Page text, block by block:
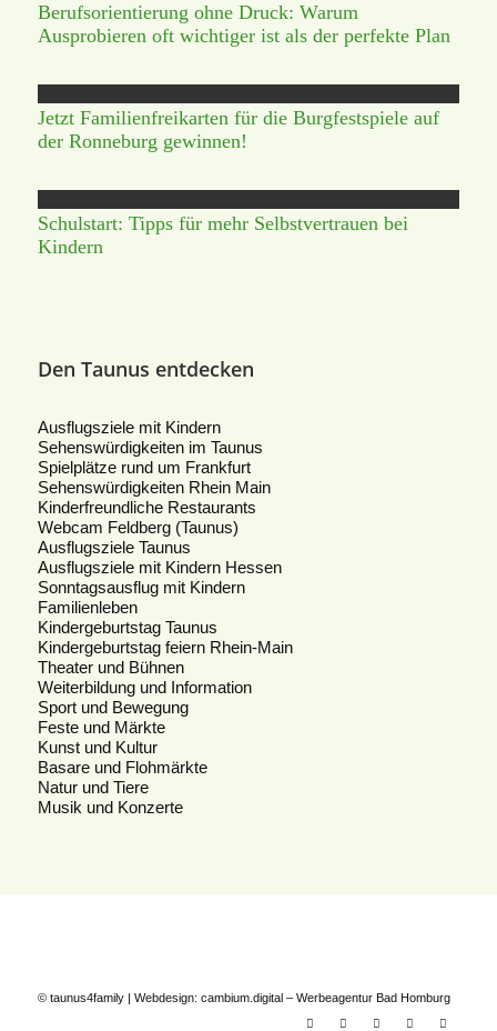
Berufsorientierung ohne Druck: Warum
Ausprobieren oft wichtiger ist als der perfekte Plan
Jetzt Familienfreikarten für die Burgfestspiele auf
der Ronneburg gewinnen!
Schulstart: Tipps für mehr Selbstvertrauen bei
Kindern
Den Taunus entdecken
Ausflugsziele mit Kindern
Sehenswürdigkeiten im Taunus
Spielplätze rund um Frankfurt
Sehenswürdigkeiten Rhein Main
Kinderfreundliche Restaurants
Webcam Feldberg (Taunus)
Ausflugsziele Taunus
Ausflugsziele mit Kindern Hessen
Sonntagsausflug mit Kindern
Familienleben
Kindergeburtstag Taunus
Kindergeburtstag feiern Rhein-Main
Theater und Bühnen
Weiterbildung und Information
Sport und Bewegung
Feste und Märkte
Kunst und Kultur
Basare und Flohmärkte
Natur und Tiere
Musik und Konzerte
© taunus4family | Webdesign: cambium.digital– Werbeagentur Bad Homburg